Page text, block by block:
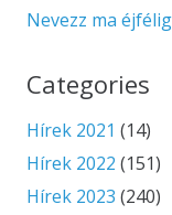
Nevezz ma
Categories
Hírek 2021 (14)
Hírek 2022 (151)
Hírek 2023 (240)